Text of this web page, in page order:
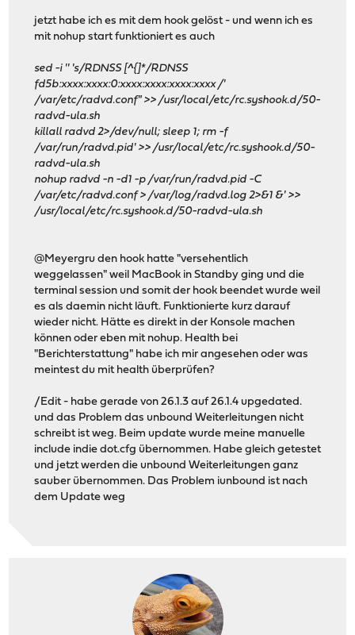
jetzt habe ich es mit dem hook gelöst - und wenn ich es
mit nohup start funktioniert es auch
sed -i '' 's/RDNSS [^{]*/RDNSS
fd5b:xxxx:xxxx:0:xxxx:xxxx:xxxx:xxxx /'
/var/etc/radvd.conf" >> /usr/local/etc/rc.syshook.d/50-
radvd-ula.sh
killall radvd 2>/dev/null; sleep 1; rm -f
/var/run/radvd.pid' >> /usr/local/etc/rc.syshook.d/50-
radvd-ula.sh
nohup radvd -n -d1 -p /var/run/radvd.pid -C
/var/etc/radvd.conf > /var/log/radvd.log 2>&1 &' >>
/usr/local/etc/rc.syshook.d/50-radvd-ula.sh
@Meyergru den hook hatte "versehentlich
weggelassen" weil MacBook in Standby ging und die
terminal session und somit der hook beendet wurde weil
es als daemin nicht läuft. Funktionierte kurz darauf
wieder nicht. Hätte es direkt in der Konsole machen
können oder eben mit nohup. Health bei
"Berichterstattung" habe ich mir angesehen oder was
meintest du mit health überprüfen?
/Edit - habe gerade von 26.1.3 auf 26.1.4 upgedated.
und das Problem das unbound Weiterleitungen nicht
schreibt ist weg. Beim update wurde meine manuelle
include indie dot.cfg übernommen. Habe gleich getestet
und jetzt werden die unbound Weiterleitungen ganz
sauber übernommen. Das Problem iunbound ist nach
dem Update weg